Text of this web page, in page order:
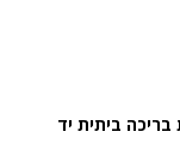
בריכה ביתית יד